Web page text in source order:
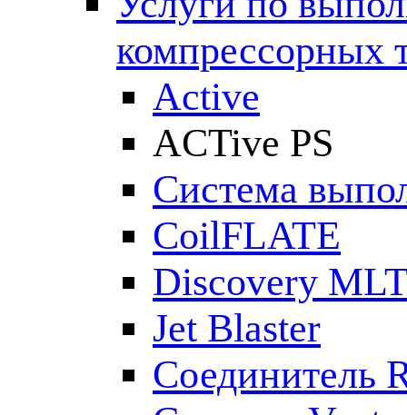
компрессорных
Active
ACTive PS
Система
CoilFLATE
Discovery
Jet Blaster
Соединитель